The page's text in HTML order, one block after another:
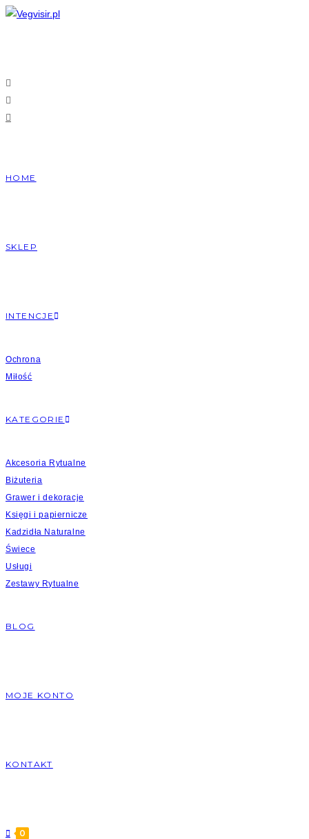
Skip
HOME
SKLEP
INTENCJE
Ochrona
Miłość
KATEGORIE
Akcesoria Rytualne
Biżuteria
Grawer i dekoracje
Księgi i papiernicze
Kadzidła Naturalne
Świece
Usługi
Zestawy Rytualne
BLOG
MOJE KONTO
KONTAKT
0